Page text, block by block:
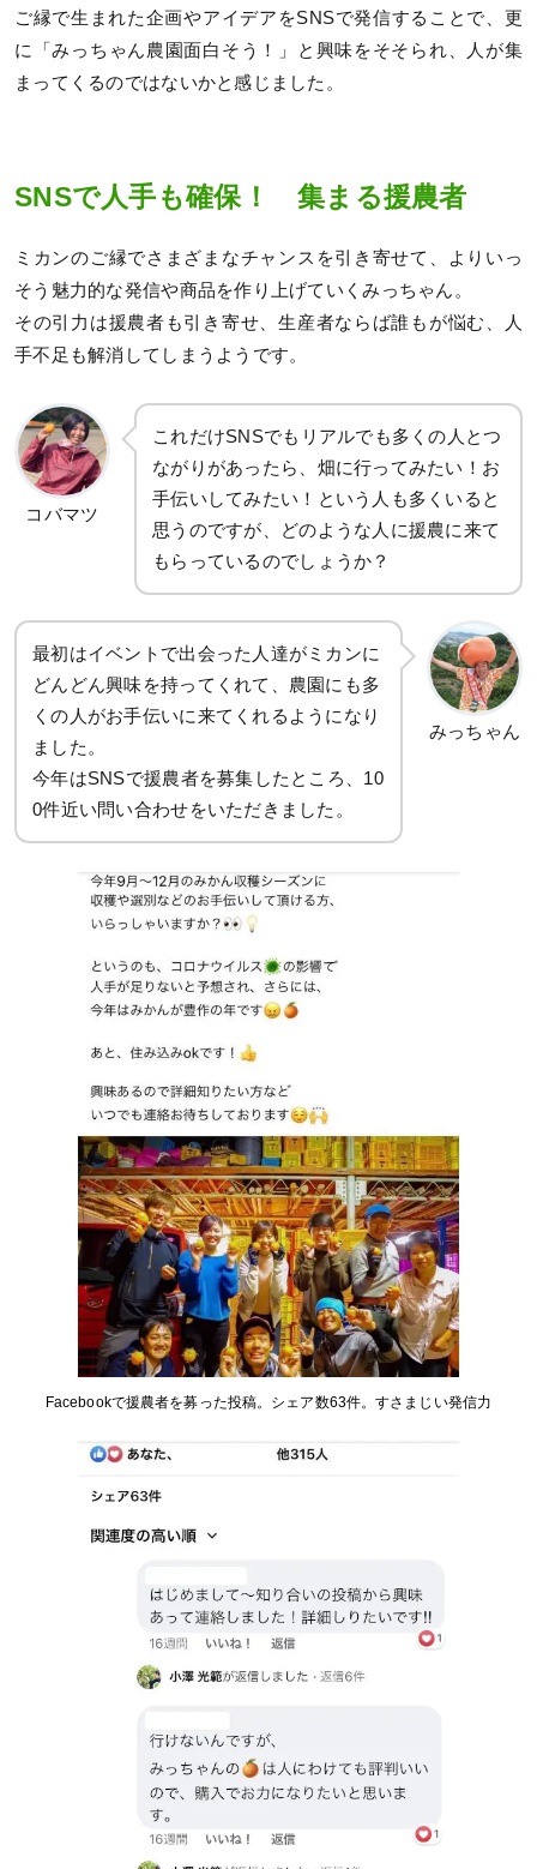
ご縁で生まれた企画やアイデアをSNSで発信することで、更
に「みっちゃん農園面白そう！」と興味をそそられ、人が集
まってくるのではないかと感じました。
SNSで人手も確保！ 集まる援農者
ミカンのご縁でさまざまなチャンスを引き寄せて、よりいっ
そう魅力的な発信や商品を作り上げていくみっちゃん。
その引力は援農者も引き寄せ、生産者ならば誰もが悩む、人
手不足も解消してしまうようです。
コバマツ
これだけSNSでもリアルでも多くの人とつ
ながりがあったら、畑に行ってみたい！お
手伝いしてみたい！という人も多くいると
思うのですが、どのような人に援農に来て
もらっているのでしょうか？
最初はイベントで出会った人達がミカンに
どんどん興味を持ってくれて、農園にも多
くの人がお手伝いに来てくれるようになり
ました。
今年はSNSで援農者を募集したところ、10
0件近い問い合わせをいただきました。
みっちゃん
Facebookで援農者を募った投稿。シェア数63件。すさまじい発信力